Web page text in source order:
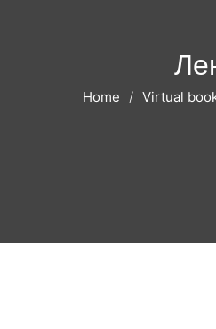
Home Virtual